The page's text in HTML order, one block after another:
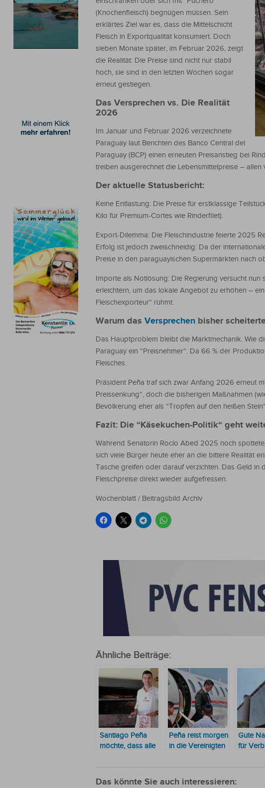
(Knochenfleisch) begnügen müssen. Sein
erklärtes Ziel war es, dass die Mittelschicht
Fleisch in Exportqualität konsumiert. Doch
sieben Monate später, im Februar 2026, zeigt
die Realität: Die Preise sind nicht nur stabil
hoch, sie sind in den letzten Wochen sogar
erneut gestiegen.
Das Versprechen vs. Die Realität
2026
Im Januar und Februar 2026 verzeichnete
Paraguay laut Berichten des Banco Central del
Paraguay (BCP) einen erneuten Preisanstieg bei
treiben ausgerechnet die Lebensmittelpreise –
Der aktuelle Statusbericht:
Keine Entlastung: Die Preise für erstklassige
Kilo für Premium-Cortes wie Rinderfilet).
Export-Dilemma: Die Fleischindustrie feierte 2025
Erfolg ist jedoch zweischneidig: Da der
Preise in den paraguayischen Supermärkten nach
Importe als Notlösung: Die Regierung versucht nun
erleichtern, um das lokale Angebot zu erhöhen –
Fleischexporteur“ rühmt.
Warum das Versprechen bisher
Das Hauptproblem bleibt die Marktmechanik. Wie
Paraguay ein “Preisnehmer“. Da 66 % der
Fleisches.
Präsident Peña traf sich zwar Anfang 2026 erneut
Preissenkung“, doch die bisherigen Maßnahmen
Bevölkerung eher als “Tropfen auf den heißen
Fazit: Die “Käsekuchen-Politik“ geht
Während Senatorin Rocío Abed 2025 noch
sich viele Bürger heute eher an die bittere Realität
Tasche greifen oder darauf verzichten. Das Geld
Fleischpreise direkt wieder aufgefressen.
Wochenblatt / Beitragsbild Archiv
Ähnliche Beiträge:
Santiago Peña
möchte, dass alle
Export-Qualität
Peña reist morgen
in die Vereinigten
paraguayisches
Gute
für
Das könnte Sie auch interessieren: